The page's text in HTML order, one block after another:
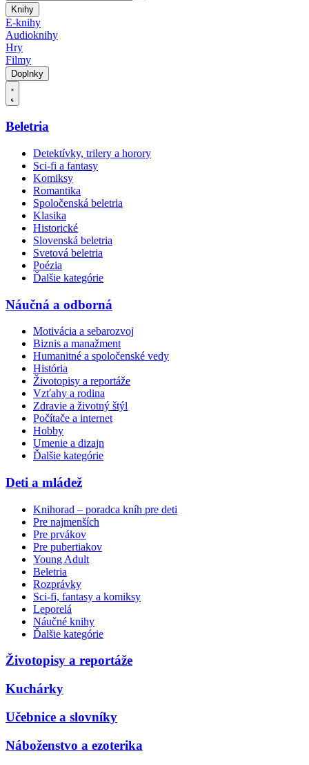
Knihy
E-knihy
Audioknihy
Hry
Filmy
Doplnky
Beletria
Detektívky, trilery a horory
Sci-fi a fantasy
Komiksy
Romantika
Spoločenská beletria
Klasika
Historické
Slovenská beletria
Svetová beletria
Poézia
Ďalšie kategórie
Náučná a odborná
Motivácia a sebarozvoj
Biznis a manažment
Humanitné a spoločenské vedy
História
Životopisy a reportáže
Vzťahy a rodina
Zdravie a životný štýl
Počítače a internet
Hobby
Umenie a dizajn
Ďalšie kategórie
Deti a mládež
Knihorad – poradca kníh pre deti
Pre najmenších
Pre prvákov
Pre pubertiakov
Young Adult
Beletria
Rozprávky
Sci-fi, fantasy a komiksy
Leporelá
Náučné knihy
Ďalšie kategórie
Životopisy a reportáže
Kuchárky
Učebnice a slovníky
Náboženstvo a ezoterika